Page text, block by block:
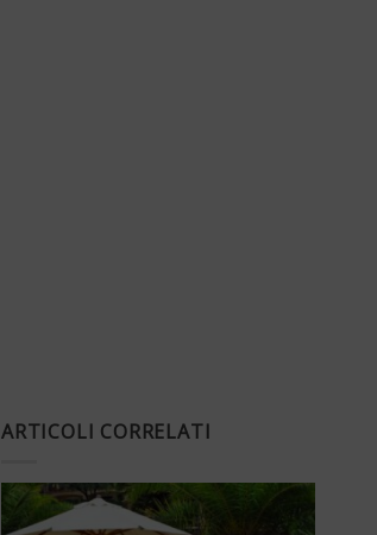
ARTICOLI CORRELATI